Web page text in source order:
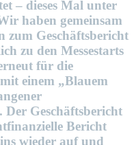
– dieses Mal unter
haben gemeinsam
zum Geschäftsbericht
zu den Messestarts
für die
einem „Blauem
Der Geschäftsbericht
Bericht
wieder auf und